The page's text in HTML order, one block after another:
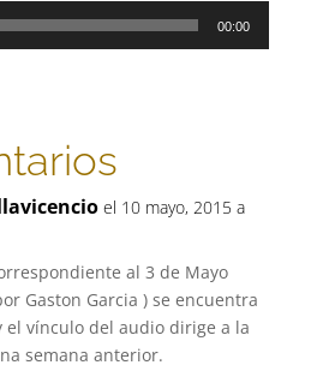
00:00
el 10 mayo, 2015 a
al 3 de Mayo
Gaston Garcia ) se encuentra
el vínculo del audio dirige a la
semana anterior.